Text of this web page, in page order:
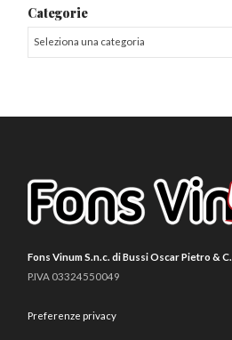
Categorie
Seleziona una categoria
Fons Vinum S.n.c. di Bussi Oscar Pietro & C.
P.IVA 03324550049
Preferenze privacy